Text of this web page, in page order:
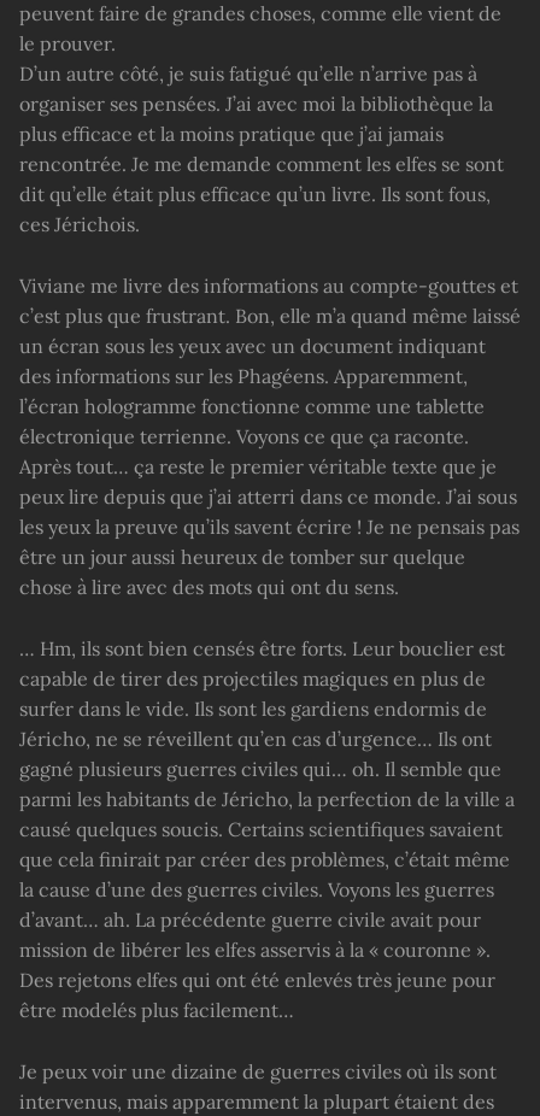
peuvent faire de grandes choses, comme elle vient de
le prouver.
D’un autre côté, je suis fatigué qu’elle n’arrive pas à
organiser ses pensées. J’ai avec moi la bibliothèque la
plus efficace et la moins pratique que j’ai jamais
rencontrée. Je me demande comment les elfes se sont
dit qu’elle était plus efficace qu’un livre. Ils sont fous,
ces Jérichois.
Viviane me livre des informations au compte-gouttes et
c’est plus que frustrant. Bon, elle m’a quand même laissé
un écran sous les yeux avec un document indiquant
des informations sur les Phagéens. Apparemment,
l’écran hologramme fonctionne comme une tablette
électronique terrienne. Voyons ce que ça raconte.
Après tout… ça reste le premier véritable texte que je
peux lire depuis que j’ai atterri dans ce monde. J’ai sous
les yeux la preuve qu’ils savent écrire ! Je ne pensais pas
être un jour aussi heureux de tomber sur quelque
chose à lire avec des mots qui ont du sens.
… Hm, ils sont bien censés être forts. Leur bouclier est
capable de tirer des projectiles magiques en plus de
surfer dans le vide. Ils sont les gardiens endormis de
Jéricho, ne se réveillent qu’en cas d’urgence… Ils ont
gagné plusieurs guerres civiles qui… oh. Il semble que
parmi les habitants de Jéricho, la perfection de la ville a
causé quelques soucis. Certains scientifiques savaient
que cela finirait par créer des problèmes, c’était même
la cause d’une des guerres civiles. Voyons les guerres
d’avant… ah. La précédente guerre civile avait pour
mission de libérer les elfes asservis à la « couronne ».
Des rejetons elfes qui ont été enlevés très jeune pour
être modelés plus facilement…
Je peux voir une dizaine de guerres civiles où ils sont
intervenus, mais apparemment la plupart étaient des